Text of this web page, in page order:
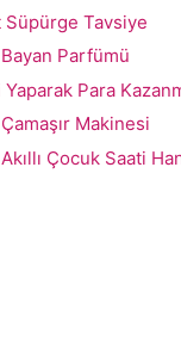
Süpürge Tavsiye
Parfümü
Para
Makinesi
Çocuk Saati